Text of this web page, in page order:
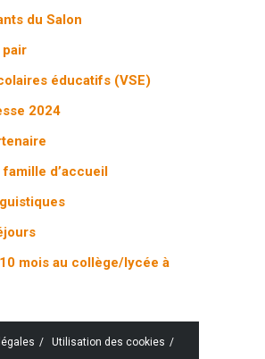
du Salon
pair
éducatifs (VSE)
2024
d’accueil
mois au collège/lycée à
Utilisation des cookies